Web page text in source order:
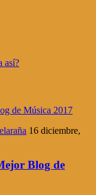
16 diciembre,
Blog de